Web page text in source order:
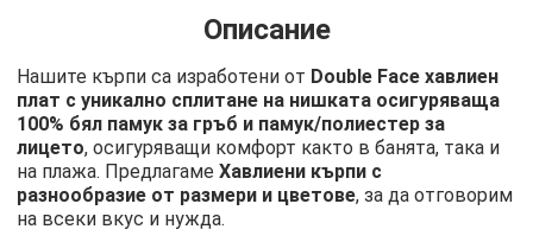
Описание
Нашите кърпи са изработени от Double Face хавлиен
плат с уникално сплитане на нишката осигуряваща
100% бял памук за гръб и памук/полиестер за
лицето, осигуряващи комфорт както в банята, така и
на плажа. ПредлагамеХавлиени кърпи с
разнообразие от размери и цветове, за да отговорим
на всеки вкус и нужда.